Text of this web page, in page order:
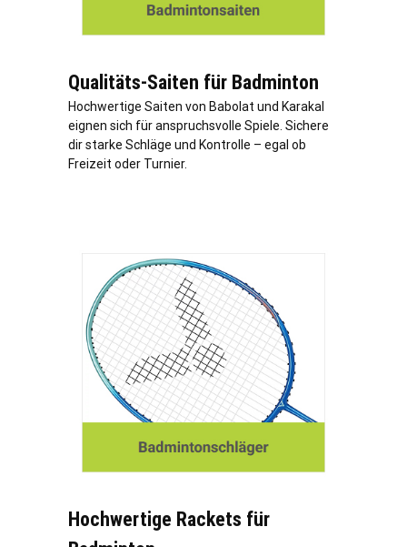
Qualitäts-Saiten für Badminton
Hochwertige Saiten von Babolat und Karakal
eignen sich für anspruchsvolle Spiele. Sichere
dir starke Schläge und Kontrolle – egal ob
Freizeit oder Turnier.
Hochwertige Rackets für